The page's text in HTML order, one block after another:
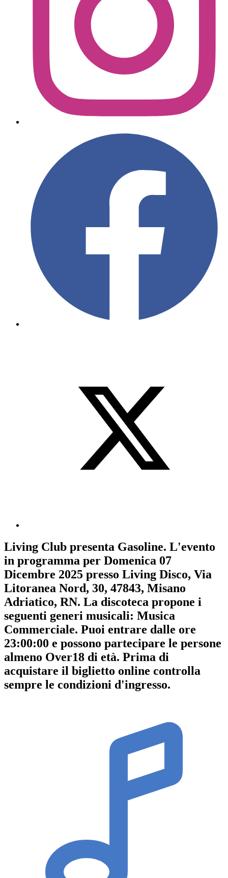
Living Club presenta Gasoline. L'evento
in programma per Domenica 07
Dicembre 2025 presso Living Disco, Via
Litoranea Nord, 30, 47843, Misano
Adriatico, RN. La discoteca propone i
seguenti generi musicali: Musica
Commerciale. Puoi entrare dalle ore
23:00:00 e possono partecipare le persone
almeno Over18 di età. Prima di
acquistare il biglietto online controlla
sempre le condizioni d'ingresso.